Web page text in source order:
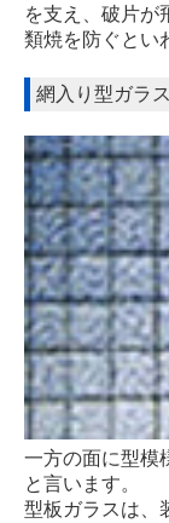
ヒンジ
戸車・吊り戸
浴室ドア・
隔壁版・網
外構
窓・硝子関連
エコガラス
内窓
内窓 プラ
サッシカバ
を支え、破片が
類焼を防ぐとい
網入り型ガラ
一方の面に型模
と言います。
型板ガラスは、